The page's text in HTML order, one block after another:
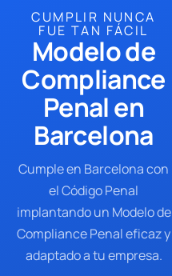
CUMPLIR NUNCA
FUE TAN FÁCIL
Modelo de
Compliance
Penal en
Barcelona
Cumple en Barcelona con
el Código Penal
implantando un Modelo de
Compliance Penal eficaz y
adaptado a tu empresa.